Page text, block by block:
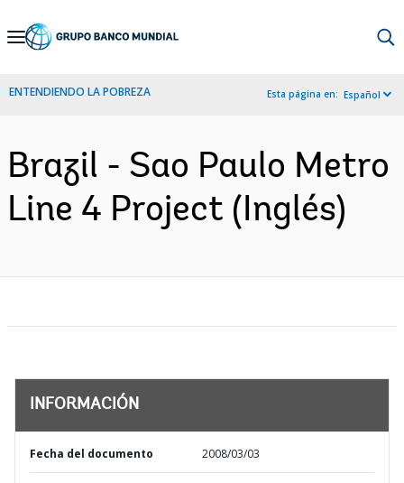
Skip
Navigation
ENTENDIENDO LA POBREZA Esta página en: Español
Brazil - Sao Paulo Metro
Line 4 Project (Inglés)
INFORMACIÓN
Fecha del documento 2008/03/03